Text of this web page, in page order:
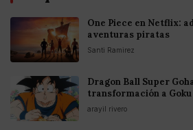
One Piece en Netflix:
aventuras piratas
Santi Ramirez
Dragon Ball Super
transformación a Goku
arayil rivero